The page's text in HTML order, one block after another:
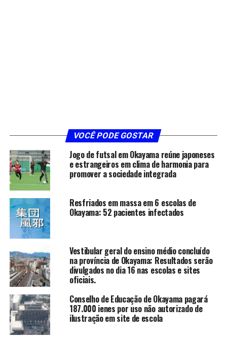
VOCÊ PODE GOSTAR
Jogo de futsal em Okayama reúne japoneses
e estrangeiros em clima de harmonia para
promover a sociedade integrada
Resfriados em massa em 6 escolas de
Okayama: 52 pacientes infectados
Vestibular geral do ensino médio concluído
na província de Okayama: Resultados serão
divulgados no dia 16 nas escolas e sites
oficiais.
Conselho de Educação de Okayama pagará
187.000 ienes por uso não autorizado de
ilustração em site de escola